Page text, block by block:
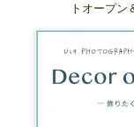
トオープン